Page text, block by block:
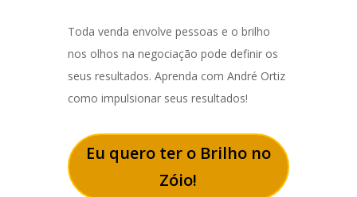
Toda venda envolve pessoas e o brilho
nos olhos na negociação pode definir os
seus resultados. Aprenda com André Ortiz
como impulsionar seus resultados!
Eu quero ter o Brilho no
Zóio!